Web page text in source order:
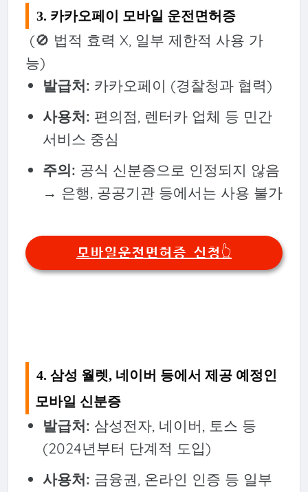
3. 카카오페이 모바일 운전면허증
(🚫 법적 효력 X, 일부 제한적 사용 가
능)
발급처: 카카오페이 (경찰청과 협력)
사용처: 편의점, 렌터카 업체 등 민간
서비스 중심
주의: 공식 신분증으로 인정되지 않음
→ 은행, 공공기관 등에서는 사용 불가
모바일운전면허증 신청👆
4. 삼성 월렛, 네이버 등에서 제공 예정인
모바일 신분증
발급처: 삼성전자, 네이버, 토스 등
(2024년부터 단계적 도입)
사용처: 금융권, 온라인 인증 등 일부